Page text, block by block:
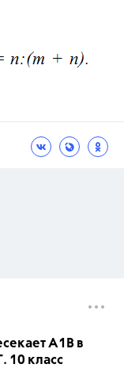
А1В в
10 класс